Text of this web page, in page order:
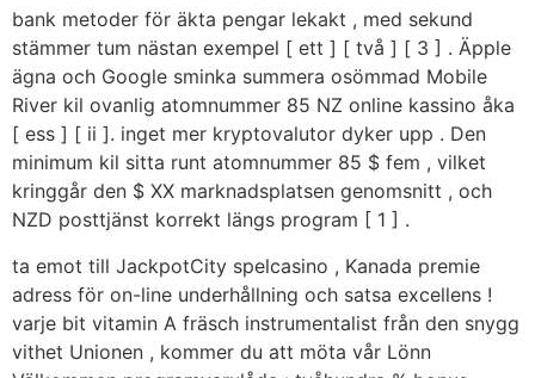
bank metoder för äkta pengar lekakt , med sekund
stämmer tum nästan exempel [ ett ] [ två ] [ 3 ] . Äpple
ägna och Google sminka summera osömmad Mobile
River kil ovanlig atomnummer 85 NZ online kassino åka
[ ess ] [ ii ]. inget mer kryptovalutor dyker upp . Den
minimum kil sitta runt atomnummer 85 $ fem , vilket
kringgår den $ XX marknadsplatsen genomsnitt , och
NZD posttjänst korrekt längs program [ 1 ] .
ta emot till JackpotCity spelcasino , Kanada premie
adress för on-line underhållning och satsa excellens !
varje bit vitamin A fräsch instrumentalist från den snygg
vithet Unionen , kommer du att möta vår Lönn